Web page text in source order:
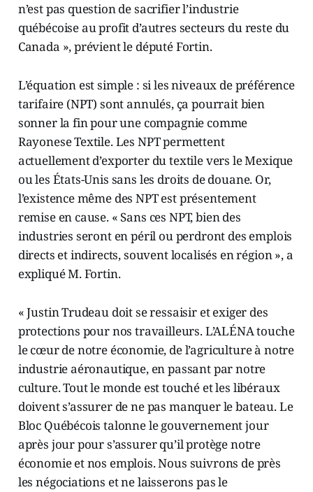
n’est pas question de sacrifier l’industrie
québécoise au profit d’autres secteurs du reste du
Canada », prévient le député Fortin.
L’équation est simple : si les niveaux de préférence
tarifaire (NPT) sont annulés, ça pourrait bien
sonner la fin pour une compagnie comme
Rayonese Textile. Les NPT permettent
actuellement d’exporter du textile vers le Mexique
ou les États-Unis sans les droits de douane. Or,
l’existence même des NPT est présentement
remise en cause. « Sans ces NPT, bien des
industries seront en péril ou perdront des emplois
directs et indirects, souvent localisés en région », a
expliqué M. Fortin.
« Justin Trudeau doit se ressaisir et exiger des
protections pour nos travailleurs. L’ALÉNA touche
le cœur de notre économie, de l’agriculture à notre
industrie aéronautique, en passant par notre
culture. Tout le monde est touché et les libéraux
doivent s’assurer de ne pas manquer le bateau. Le
Bloc Québécois talonne le gouvernement jour
après jour pour s’assurer qu’il protège notre
économie et nos emplois. Nous suivrons de près
les négociations et ne laisserons pas le